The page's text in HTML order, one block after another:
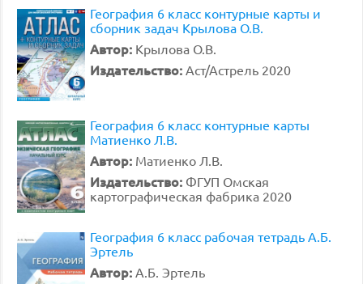
География 6 класс контурные карты и
сборник задач Крылова О.В.
Автор: Крылова О.В.
Издательство: Аст/Астрель 2020
География 6 класс контурные карты
Матиенко Л.В.
Автор: Матиенко Л.В.
Издательство: ФГУП Омская
картографическая фабрика 2020
География 6 класс рабочая тетрадь А.Б.
Эртель
Автор: А.Б. Эртель